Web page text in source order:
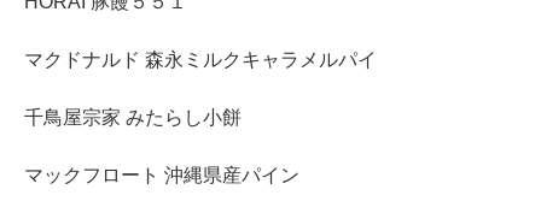
マクドナルド 森永ミルクキャラメルパイ
千鳥屋宗家 みたらし小餅
マックフロート 沖縄県産パイン